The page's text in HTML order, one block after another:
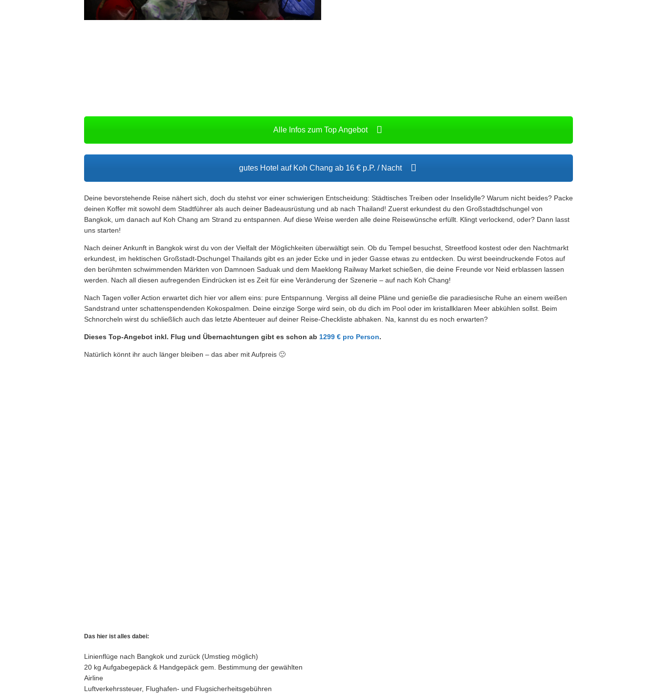
Alle Infos zum Top Angebot
gutes Hotel auf Koh Chang ab 16 € p.P. / Nacht
Deine bevorstehende Reise nähert sich, doch du stehst vor einer schwierigen Entscheidung: Städtisches Treiben oder Inselidylle? Warum nicht beides? Packe
deinen Koffer mit sowohl dem Stadtführer als auch deiner Badeausrüstung und ab nach Thailand! Zuerst erkundest du den Großstadtdschungel von
Bangkok, um danach auf Koh Chang am Strand zu entspannen. Auf diese Weise werden alle deine Reisewünsche erfüllt. Klingt verlockend, oder? Dann lasst
uns starten!
Nach deiner Ankunft in Bangkok wirst du von der Vielfalt der Möglichkeiten überwältigt sein. Ob du Tempel besuchst, Streetfood kostest oder den Nachtmarkt
erkundest, im hektischen Großstadt-Dschungel Thailands gibt es an jeder Ecke und in jeder Gasse etwas zu entdecken. Du wirst beeindruckende Fotos auf
den berühmten schwimmenden Märkten von Damnoen Saduak und dem Maeklong Railway Market schießen, die deine Freunde vor Neid erblassen lassen
werden. Nach all diesen aufregenden Eindrücken ist es Zeit für eine Veränderung der Szenerie – auf nach Koh Chang!
Nach Tagen voller Action erwartet dich hier vor allem eins: pure Entspannung. Vergiss all deine Pläne und genieße die paradiesische Ruhe an einem weißen
Sandstrand unter schattenspendenden Kokospalmen. Deine einzige Sorge wird sein, ob du dich im Pool oder im kristallklaren Meer abkühlen sollst. Beim
Schnorcheln wirst du schließlich auch das letzte Abenteuer auf deiner Reise-Checkliste abhaken. Na, kannst du es noch erwarten?
Dieses Top-Angebot inkl. Flug und Übernachtungen gibt es schon ab 1299 € pro Person.
Natürlich könnt ihr auch länger bleiben – das aber mit Aufpreis 🙂
Das hier ist alles dabei:
Linienflüge nach Bangkok und zurück (Umstieg möglich)
20 kg Aufgabegepäck & Handgepäck gem. Bestimmung der gewählten
Airline
Luftverkehrssteuer, Flughafen- und Flugsicherheitsgebühren